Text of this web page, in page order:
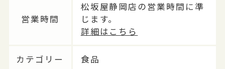
営業時間
松坂屋静岡店の営業時間に準
じます。
詳細はこちら
カテゴリー 食品